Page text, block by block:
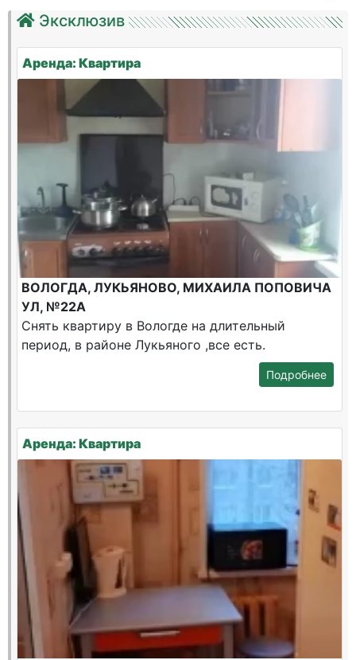
Эксклюзив
Аренда: Квартира
ВОЛОГДА, ЛУКЬЯНОВО, МИХАИЛА ПОПОВИЧА
УЛ, №22А
Снять квартиру в Вологде на длительный
период, в районе Лукьяного ,все есть.
Подробнее
Аренда: Квартира